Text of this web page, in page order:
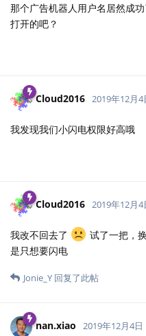
那个广告机器人用户名居然成
打开的吧？
Cloud2016 2019年12月4
我发现我们小闪电权限好高哦
Cloud2016 2019年12月4
我改不回去了
试了一把，
是只想要闪电
Jonie_Y 回复了此帖
nan.xiao 2019年12月4日